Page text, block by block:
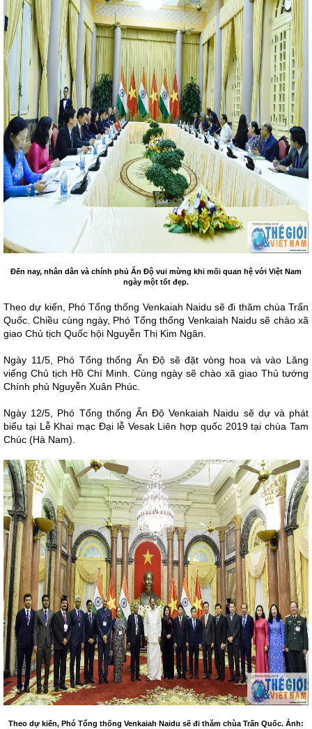
Đến nay, nhân dân và chính phủ Ấn Độ vui mừng khi mối quan hệ với Việt Nam
ngày một tốt đẹp.
Theo dự kiến, Phó Tổng thống Venkaiah Naidu sẽ đi thăm chùa Trấn
Quốc. Chiều cùng ngày, Phó Tổng thống Venkaiah Naidu sẽ chào xã
giao Chủ tịch Quốc hội Nguyễn Thị Kim Ngân.
Ngày 11/5, Phó Tổng thống Ấn Độ sẽ đặt vòng hoa và vào Lăng
viếng Chủ tịch Hồ Chí Minh. Cùng ngày sẽ chào xã giao Thủ tướng
Chính phủ Nguyễn Xuân Phúc.
Ngày 12/5, Phó Tổng thống Ấn Độ Venkaiah Naidu sẽ dự và phát
biểu tại Lễ Khai mạc Đại lễ Vesak Liên hợp quốc 2019 tại chùa Tam
Chúc (Hà Nam).
Theo dự kiến, Phó Tổng thống Venkaiah Naidu sẽ đi thăm chùa Trấn Quốc. Ảnh: